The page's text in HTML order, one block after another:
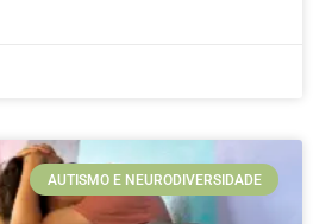
AUTISMO E NEURODIVERSIDADE